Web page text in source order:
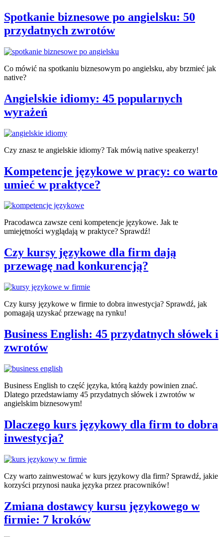
Spotkanie biznesowe po angielsku: 50
przydatnych zwrotów
Co mówić na spotkaniu biznesowym po angielsku, aby brzmieć jak
native?
Angielskie idiomy: 45 popularnych
wyrażeń
Czy znasz te angielskie idiomy? Tak mówią native speakerzy!
Kompetencje językowe w pracy: co warto
umieć w praktyce?
Pracodawca zawsze ceni kompetencje językowe. Jak te
umiejętności wyglądają w praktyce? Sprawdź!
Czy kursy językowe dla firm dają
przewagę nad konkurencją?
Czy kursy językowe w firmie to dobra inwestycja? Sprawdź, jak
pomagają uzyskać przewagę na rynku!
Business English: 45 przydatnych słówek i
zwrotów
Business English to część języka, którą każdy powinien znać.
Dlatego przedstawiamy 45 przydatnych słówek i zwrotów w
angielskim biznesowym!
Dlaczego kurs językowy dla firm to dobra
inwestycja?
Czy warto zainwestować w kurs językowy dla firm? Sprawdź, jakie
korzyści przynosi nauka języka przez pracowników!
Zmiana dostawcy kursu językowego w
firmie: 7 kroków